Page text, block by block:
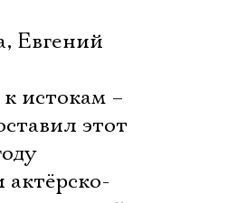
Евгений
истокам –
этот
актёрско-